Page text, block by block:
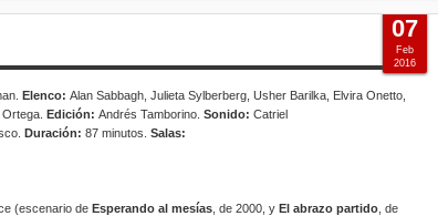
Elenco: Alan Sabbagh, Julieta Sylberberg, Usher Barilka, Elvira Onetto,
Edición: Andrés Tamborino. Sonido: Catriel
Duración: 87 minutos. Salas:
(escenario de Esperando al mesías , de 2000, y El abrazo partido , de
07
Feb
2016